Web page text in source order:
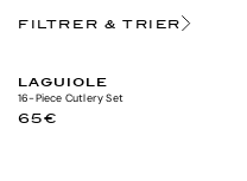
FILTRER & TRIER
LAGUIOLE
16-Piece Cutlery Set
65€